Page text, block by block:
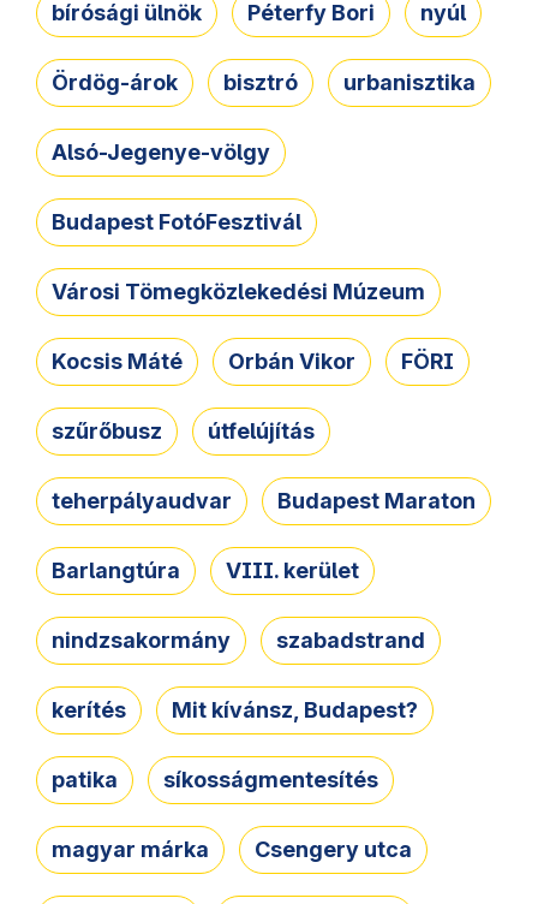
bírósági ülnök Péterfy Bori nyúl
Ördög-árok bisztró urbanisztika
Alsó-Jegenye-völgy
Budapest FotóFesztivál
Városi Tömegközlekedési Múzeum
Kocsis Máté Orbán Vikor FÖRI
szűrőbusz útfelújítás
teherpályaudvar Budapest Maraton
Barlangtúra VIII. kerület
nindzsakormány szabadstrand
kerítés Mit kívánsz, Budapest?
patika síkosságmentesítés
magyar márka Csengery utca